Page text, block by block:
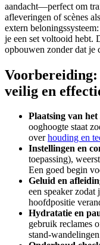
aandacht—perfect om
afleveringen of scènes
extern
je een set voltooid hebt.
opbouwen zonder dat je
veilig en
Plaatsing van het
ooghoogte staat
overhouding en
Instellingen en
toepassing),
Een goed begin
Geluid en
een speaker
hoofdpositie
Hydratatie en
gebruik reclames
stand-